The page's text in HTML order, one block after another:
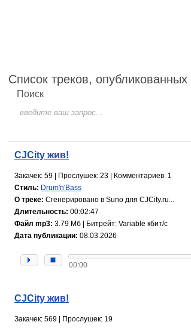
Список треков, опубликованных
Поиск
CJCity жив!
Закачек: 59 | Прослушек: 23 | Комментариев: 1
Стиль: Drum'n'Bass
О треке: Сгенерировано в Suno для CJCity.ru...
Длительность: 00:02:47
Файл mp3: 3.79 Мб | Битрейт: Variable кбит/с
Дата публикации: 08.03.2026
00:00
CJCity жив!
Закачек: 569 | Прослушек: 19